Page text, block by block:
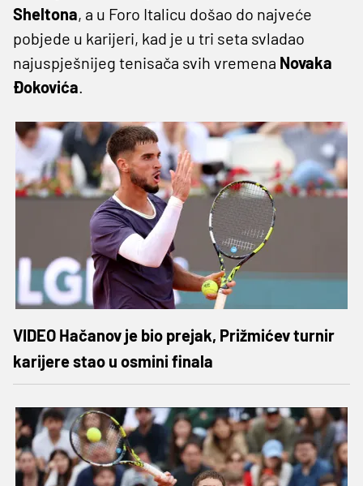
Sheltona, a u Foro Italicu došao do najveće
pobjede u karijeri, kad je u tri seta svladao
najuspješnijeg tenisača svih vremena Novaka
Đokovića.
VIDEO Hačanov je bio prejak, Prižmićev turnir
karijere stao u osmini finala